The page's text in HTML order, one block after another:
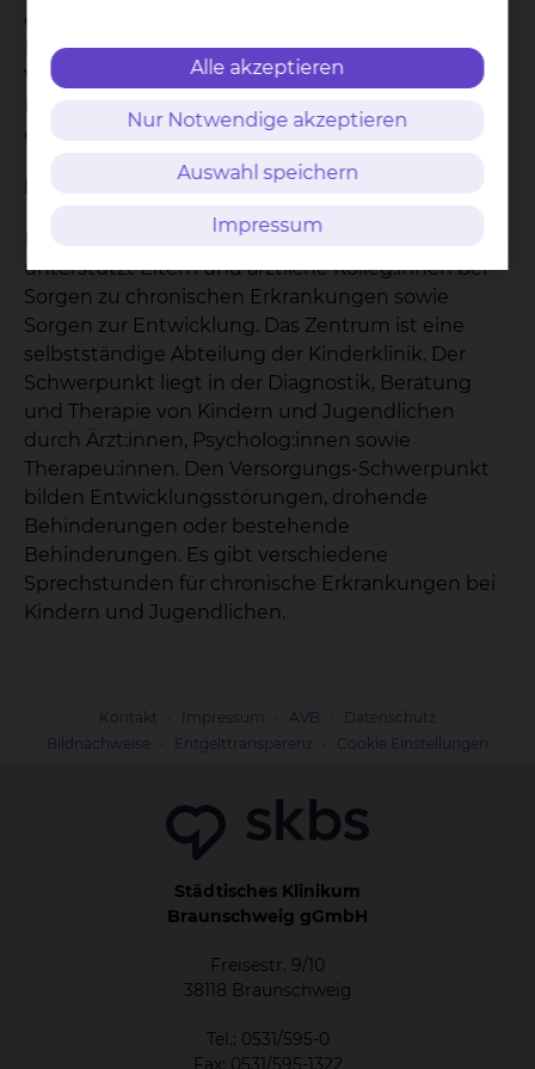
den öffentlichen Nahverkehr. Ein weiteres großes
Plus für Familien: Durch die räumliche
Vergrößerung und die Einstellung neuer
einen Termin im SPZ.
INFOS IN KÜRZE:
Das Team des sozialpädiatrischen Zentrums
unterstützt Eltern und ärztliche Kolleg:innen bei
Sorgen zu chronischen Erkrankungen sowie
Sorgen zur Entwicklung. Das Zentrum ist eine
selbstständige Abteilung der Kinderklinik. Der
Schwerpunkt liegt in der Diagnostik, Beratung
und Therapie von Kindern und Jugendlichen
durch Ärzt:innen, Psycholog:innen sowie
Therapeu:innen. Den Versorgungs-Schwerpunkt
bilden Entwicklungsstörungen, drohende
Behinderungen oder bestehende
Behinderungen. Es gibt verschiedene
Sprechstunden für chronische Erkrankungen bei
Kindern und Jugendlichen.
Kontakt Impressum AVB
Datenschutz
Bildnachweise
Entgelttransparenz Cookie Einstellungen
Städtisches Klinikum
Braunschweig gGmbH
Freisestr. 9/10
38118 Braunschweig
Tel.: 0531/595-0
Fax: 0531/595-1322
Alle akzeptieren
Nur Notwendige akzeptieren
Auswahl speichern
Impressum